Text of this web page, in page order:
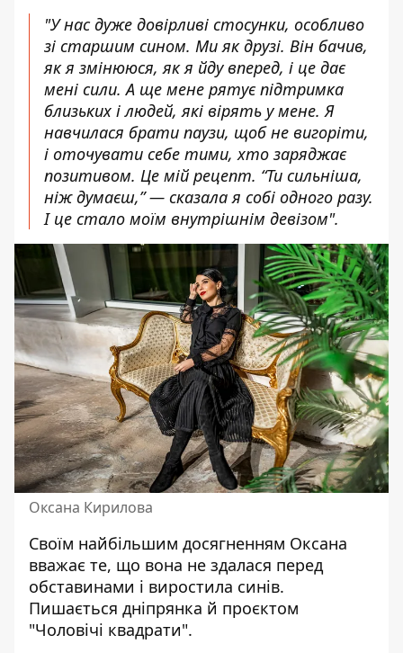
"У нас дуже довірливі стосунки, особливо
зі старшим сином. Ми як друзі. Він бачив,
як я змінююся, як я йду вперед, і це дає
мені сили. А ще мене рятує підтримка
близьких і людей, які вірять у мене. Я
навчилася брати паузи, щоб не вигоріти,
і оточувати себе тими, хто заряджає
позитивом. Це мій рецепт. “Ти сильніша,
ніж думаєш,” — сказала я собі одного разу.
І це стало моїм внутрішнім девізом".
Оксана Кирилова
Своїм найбільшим досягненням Оксана
вважає те, що вона не здалася перед
обставинами і виростила синів.
Пишається дніпрянка й проєктом
"Чоловічі квадрати".